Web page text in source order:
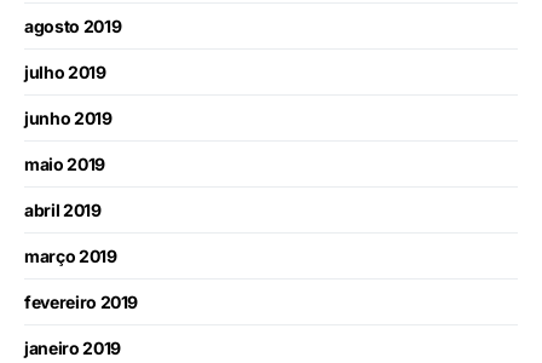
agosto 2019
julho 2019
junho 2019
maio 2019
abril 2019
março 2019
fevereiro 2019
janeiro 2019